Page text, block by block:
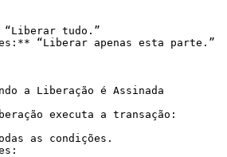
tudo.”
“Liberar apenas esta parte.”
a Liberação é Assinada
executa a transação:
as condições.